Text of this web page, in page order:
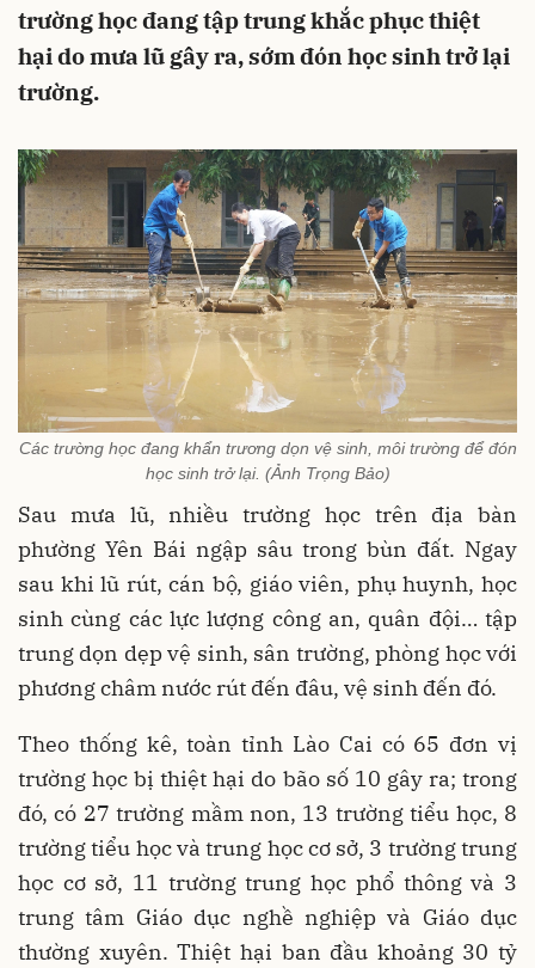
trường học đang tập trung khắc phục thiệt
hại do mưa lũ gây ra, sớm đón học sinh trở lại
trường.
Các trường học đang khẩn trương dọn vệ sinh, môi trường để đón
học sinh trở lại. (Ảnh Trọng Bảo)
Sau mưa lũ, nhiều trường học trên địa bàn
phường Yên Bái ngập sâu trong bùn đất. Ngay
sau khi lũ rút, cán bộ, giáo viên, phụ huynh, học
sinh cùng các lực lượng công an, quân đội… tập
trung dọn dẹp vệ sinh, sân trường, phòng học với
phương châm nước rút đến đâu, vệ sinh đến đó.
Theo thống kê, toàn tỉnh Lào Cai có 65 đơn vị
trường học bị thiệt hại do bão số 10 gây ra; trong
đó, có 27 trường mầm non, 13 trường tiểu học, 8
trường tiểu học và trung học cơ sở, 3 trường trung
học cơ sở, 11 trường trung học phổ thông và 3
trung tâm Giáo dục nghề nghiệp và Giáo dục
thường xuyên. Thiệt hại ban đầu khoảng 30 tỷ